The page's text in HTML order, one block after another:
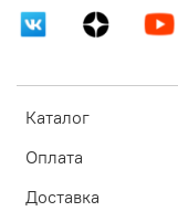
Каталог
Оплата
Доставка